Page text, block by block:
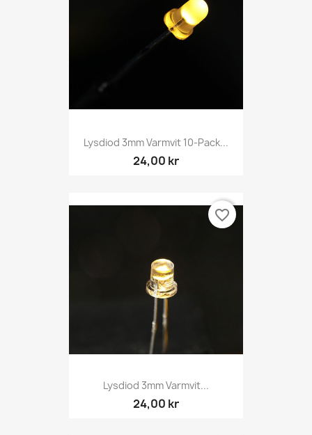
Lysdiod 3mm Varmvit 10-Pack...
24,00 kr
Lysdiod 3mm Varmvit...
24,00 kr
favorite_border